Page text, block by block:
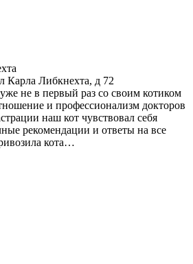
Карла Либкнехта, д 72
не в первый раз со своим котиком
и профессионализм докторов
наш кот чувствовал себя
рекомендации и ответы на все
кота…